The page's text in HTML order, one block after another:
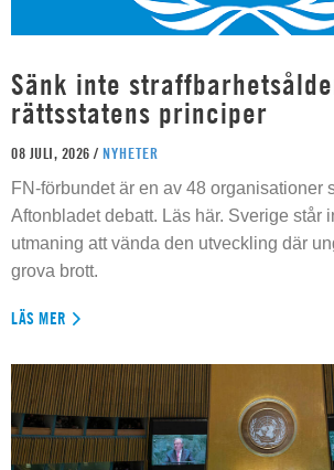
Sänk inte
rättsstatens principer
08 JULI, 2026 / NYHETER
FN-förbundet är en av 48 organisationer
Aftonbladet debatt. Läs här. Sverige står
utmaning att vända den utveckling där
grova brott.
LÄS MER